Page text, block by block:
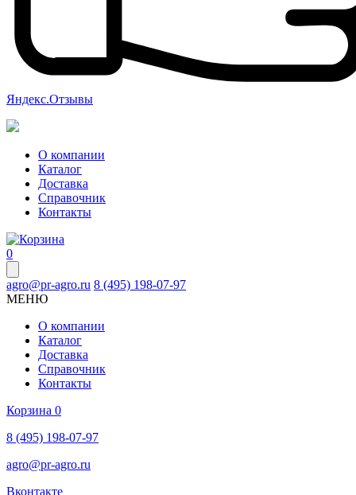
Яндекс.Отзывы
О компании
Каталог
Доставка
Справочник
Контакты
0
agro@pr-agro.ru 8 (495) 198-07-97
МЕНЮ
О компании
Каталог
Доставка
Справочник
Контакты
Корзина 0
8 (495) 198-07-97
agro@pr-agro.ru
Вконтакте